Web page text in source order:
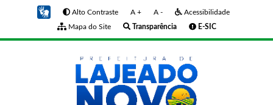
Alto Contraste A + A -
Acessibilidade
Mapa do Site
Transparência E-SIC